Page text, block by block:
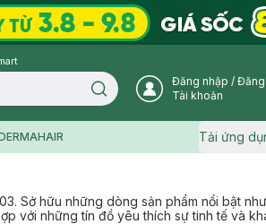
Search icon User
Đăng nhập /
Tài khoản
Tải ứng
Sở hữu những dòng sản phẩm nổi bật
với những tín đồ yêu thích sự tinh tế và